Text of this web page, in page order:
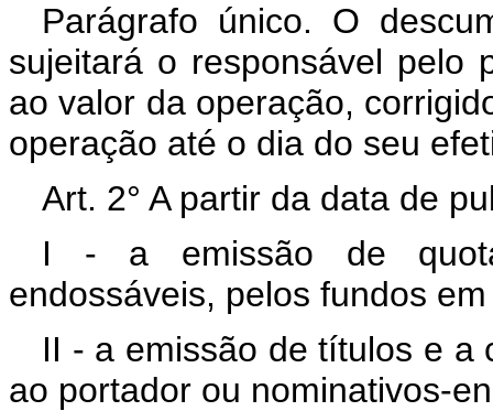
Parágrafo único. O
sujeitará o responsável pelo
ao valor da operação,
operação até o dia do seu
Art. 2° A partir da data de
I - a emissão de
endossáveis, pelos fundos
II - a emissão de títulos e a
ao portador ou nominativos-